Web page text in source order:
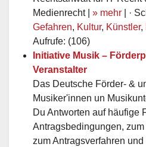
Medienrecht | » mehr | ·
Gefahren, Kultur, Künstler,
Aufrufe: (106)
Initiative Musik –
Veranstalter
Das Deutsche Förder- &
Musiker'innen un
Du Antworten auf häufige
Antragsbedingungen,
zum Antragsverfahren und